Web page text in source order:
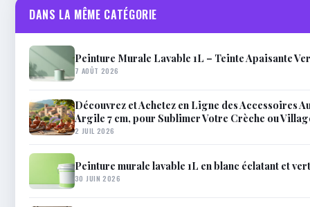
DANS LA MÊME CATÉGORIE
Peinture Murale Lavable 1L – Teinte Apaisante
7 AOÛT 2026
Découvrez et Achetez en Ligne des Accessoires
Argile 7 cm, pour Sublimer Votre Crèche ou
2 JUIL 2026
Peinture murale lavable 1L en blanc éclatant et
30 JUIN 2026